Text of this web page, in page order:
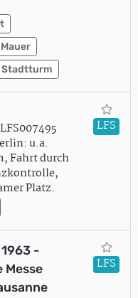
Mauer
Stadtturm
u.a.
Fahrt durch
Platz.
LFS
-
Messe
LFS